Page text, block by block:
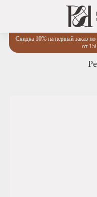
Скидка 10% на первый заказ
от